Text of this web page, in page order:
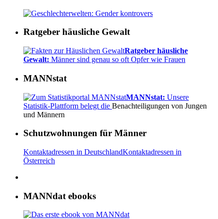
Ratgeber häusliche Gewalt
Ratgeber häusliche
Gewalt: Männer sind genau so oft Opfer wie Frauen
MANNstat
MANNstat: Unsere
Statistik-Plattform belegt die Benachteiligungen von Jungen
und Männern
Schutzwohnungen für Männer
Kontaktadressen in DeutschlandKontaktadressen in
Österreich
MANNdat ebooks